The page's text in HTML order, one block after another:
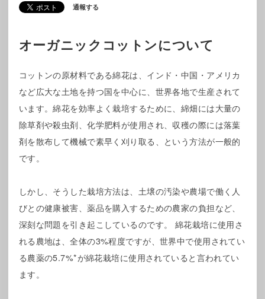
通報する
オーガニックコットンについて
コットンの原材料である綿花は、インド・中国・アメリカ
など広大な土地を持つ国を中心に、世界各地で生産されて
います。綿花を効率よく栽培するために、綿畑には大量の
除草剤や殺虫剤、化学肥料が使用され、収穫の際には落葉
剤を散布して機械で素早く刈り取る、という方法が一般的
です。
しかし、そうした栽培方法は、土壌の汚染や農場で働く人
びとの健康被害、薬品を購入するための農家の負担など、
深刻な問題を引き起こしているのです。 綿花栽培に使用さ
れる農地は、全体の3%程度ですが、世界中で使用されてい
る農薬の5.7%*が綿花栽培に使用されていると言われてい
ます。